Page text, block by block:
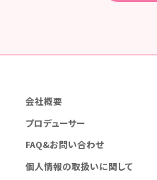
会社概要
プロデューサー
FAQ&お問い合わせ
個人情報の取扱いに関して